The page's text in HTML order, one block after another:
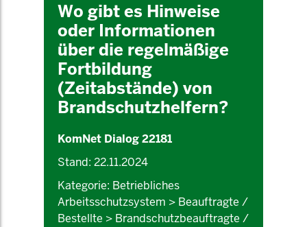
Wo gibt es Hinweise
oder Informationen
über die regelmäßige
Fortbildung
(Zeitabstände) von
Brandschutzhelfern?
KomNet Dialog 22181
Stand: 22.11.2024
Kategorie: Betriebliches
Arbeitsschutzsystem > Beauftragte /
Bestellte > Brandschutzbeauftragte /